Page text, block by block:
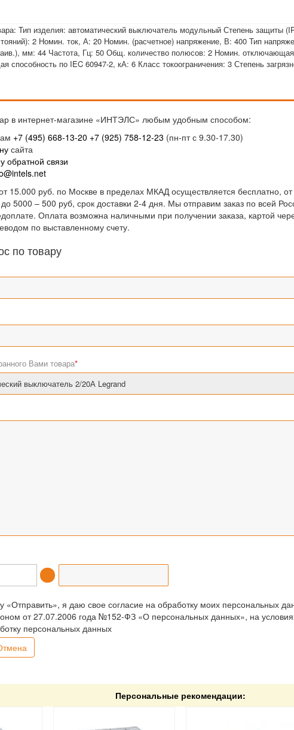
Тип изделия: автоматический выключатель модульный Степень защиты
2 Номин. ток, А: 20 Номин. (расчетное) напряжение, В: 400 Тип
мм: 44 Частота, Гц: 50 Общ. количество полюсов: 2 Номин.
способность по IEC 60947-2, кА: 6 Класс токоограничения: 3 Степень
в интернет-магазине «ИНТЭЛС» любым удобным способом:
+7 (495) 668-13-20 +7 (925) 758-12-23 (пн-пт с 9.30-17.30)
сайта
обратной связи
15.000 руб. по Москве в пределах МКАД осуществляется бесплатно,
5000 – 500 руб, срок доставки 2-4 дня. Мы отправим заказ по всей
Оплата возможна наличными при получении заказа, картой
по выставленному счету.
по товару
Вами товара*
«Отправить», я даю свое согласие на обработку моих персональных
от 27.07.2006 года №152-ФЗ «О персональных данных», на
персональных данных
Персональные рекомендации: